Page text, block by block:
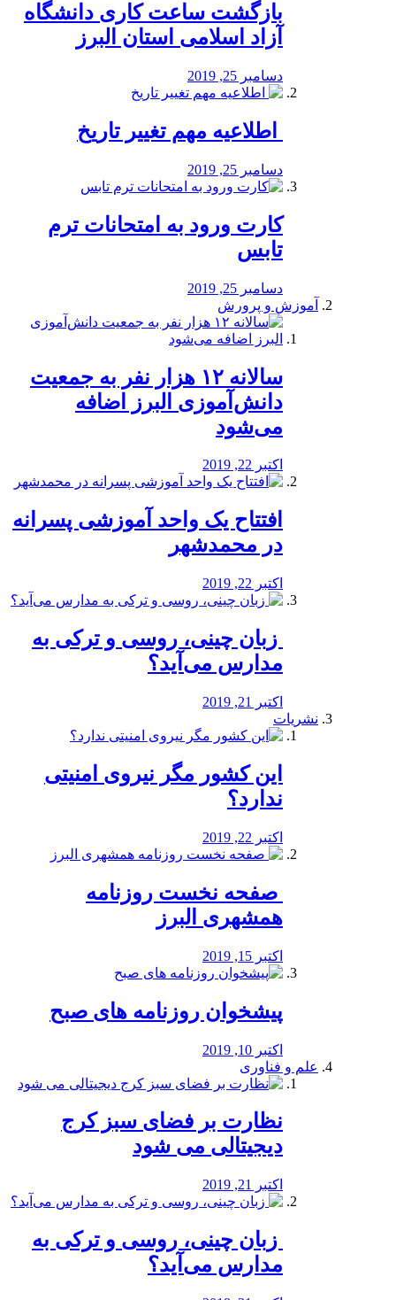
بازگشت ساعت کاری دانشگاه
آزاد اسلامی استان البرز
دسامبر 25, 2019
️ اطلاعیه مهم تغییر تاریخ
دسامبر 25, 2019
کارت ورود به امتحانات ترم
تابس
دسامبر 25, 2019
آموزش و پرورش
️سالانه ۱۲ هزار نفر به جمعیت
دانش‌آموزی البرز اضافه
می‌شود
اکتبر 22, 2019
افتتاح یک واحد آموزشی پسرانه
در محمدشهر
اکتبر 22, 2019
️ زبان چینی، روسی و ترکی به
مدارس می‌آید؟
اکتبر 21, 2019
نشریات
این کشور مگر نیروی امنیتی
ندارد؟
اکتبر 22, 2019
️ صفحه نخست روزنامه‌
همشهری البرز
اکتبر 15, 2019
پیشخوان روزنامه های صبح
اکتبر 10, 2019
علم و فناوری
نظارت بر فضای سبز کرج
دیجیتالی می شود
اکتبر 21, 2019
️ زبان چینی، روسی و ترکی به
مدارس می‌آید؟